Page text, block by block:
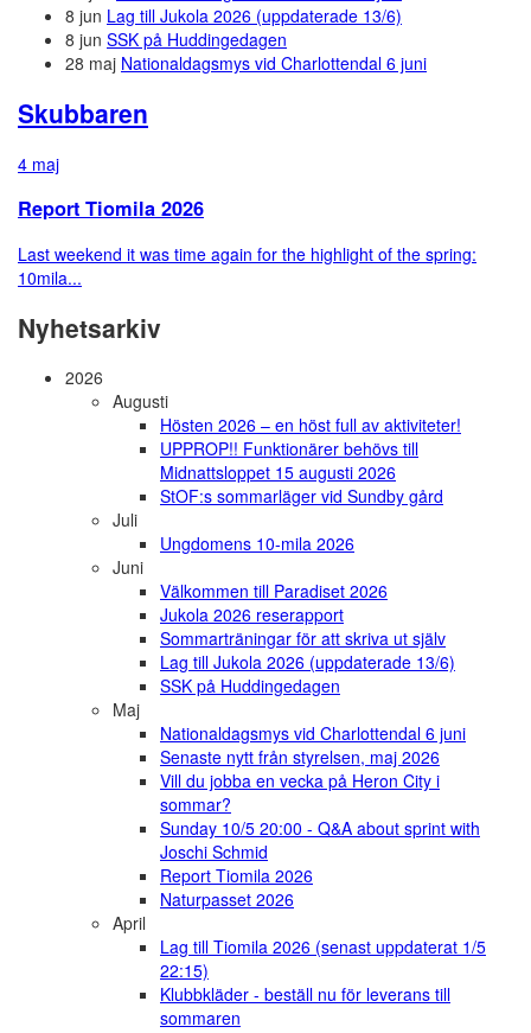
8 jun Lag till Jukola 2026 (uppdaterade 13/6)
8 jun SSK på Huddingedagen
28 maj Nationaldagsmys vid Charlottendal 6 juni
Skubbaren
4 maj
Report Tiomila 2026
Last weekend it was time again for the highlight of the spring:
10mila...
Nyhetsarkiv
2026
Augusti
Hösten 2026 – en höst full av aktiviteter!
UPPROP!! Funktionärer behövs till
Midnattsloppet 15 augusti 2026
StOF:s sommarläger vid Sundby gård
Juli
Ungdomens 10-mila 2026
Juni
Välkommen till Paradiset 2026
Jukola 2026 reserapport
Sommarträningar för att skriva ut själv
Lag till Jukola 2026 (uppdaterade 13/6)
SSK på Huddingedagen
Maj
Nationaldagsmys vid Charlottendal 6 juni
Senaste nytt från styrelsen, maj 2026
Vill du jobba en vecka på Heron City i
sommar?
Sunday 10/5 20:00 - Q&A about sprint with
Joschi Schmid
Report Tiomila 2026
Naturpasset 2026
April
Lag till Tiomila 2026 (senast uppdaterat 1/5
22:15)
Klubbkläder - beställ nu för leverans till
sommaren